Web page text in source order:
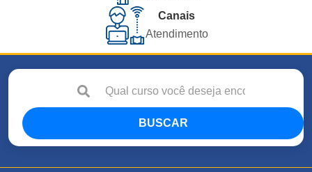
Canais
Atendimento
BUSCAR